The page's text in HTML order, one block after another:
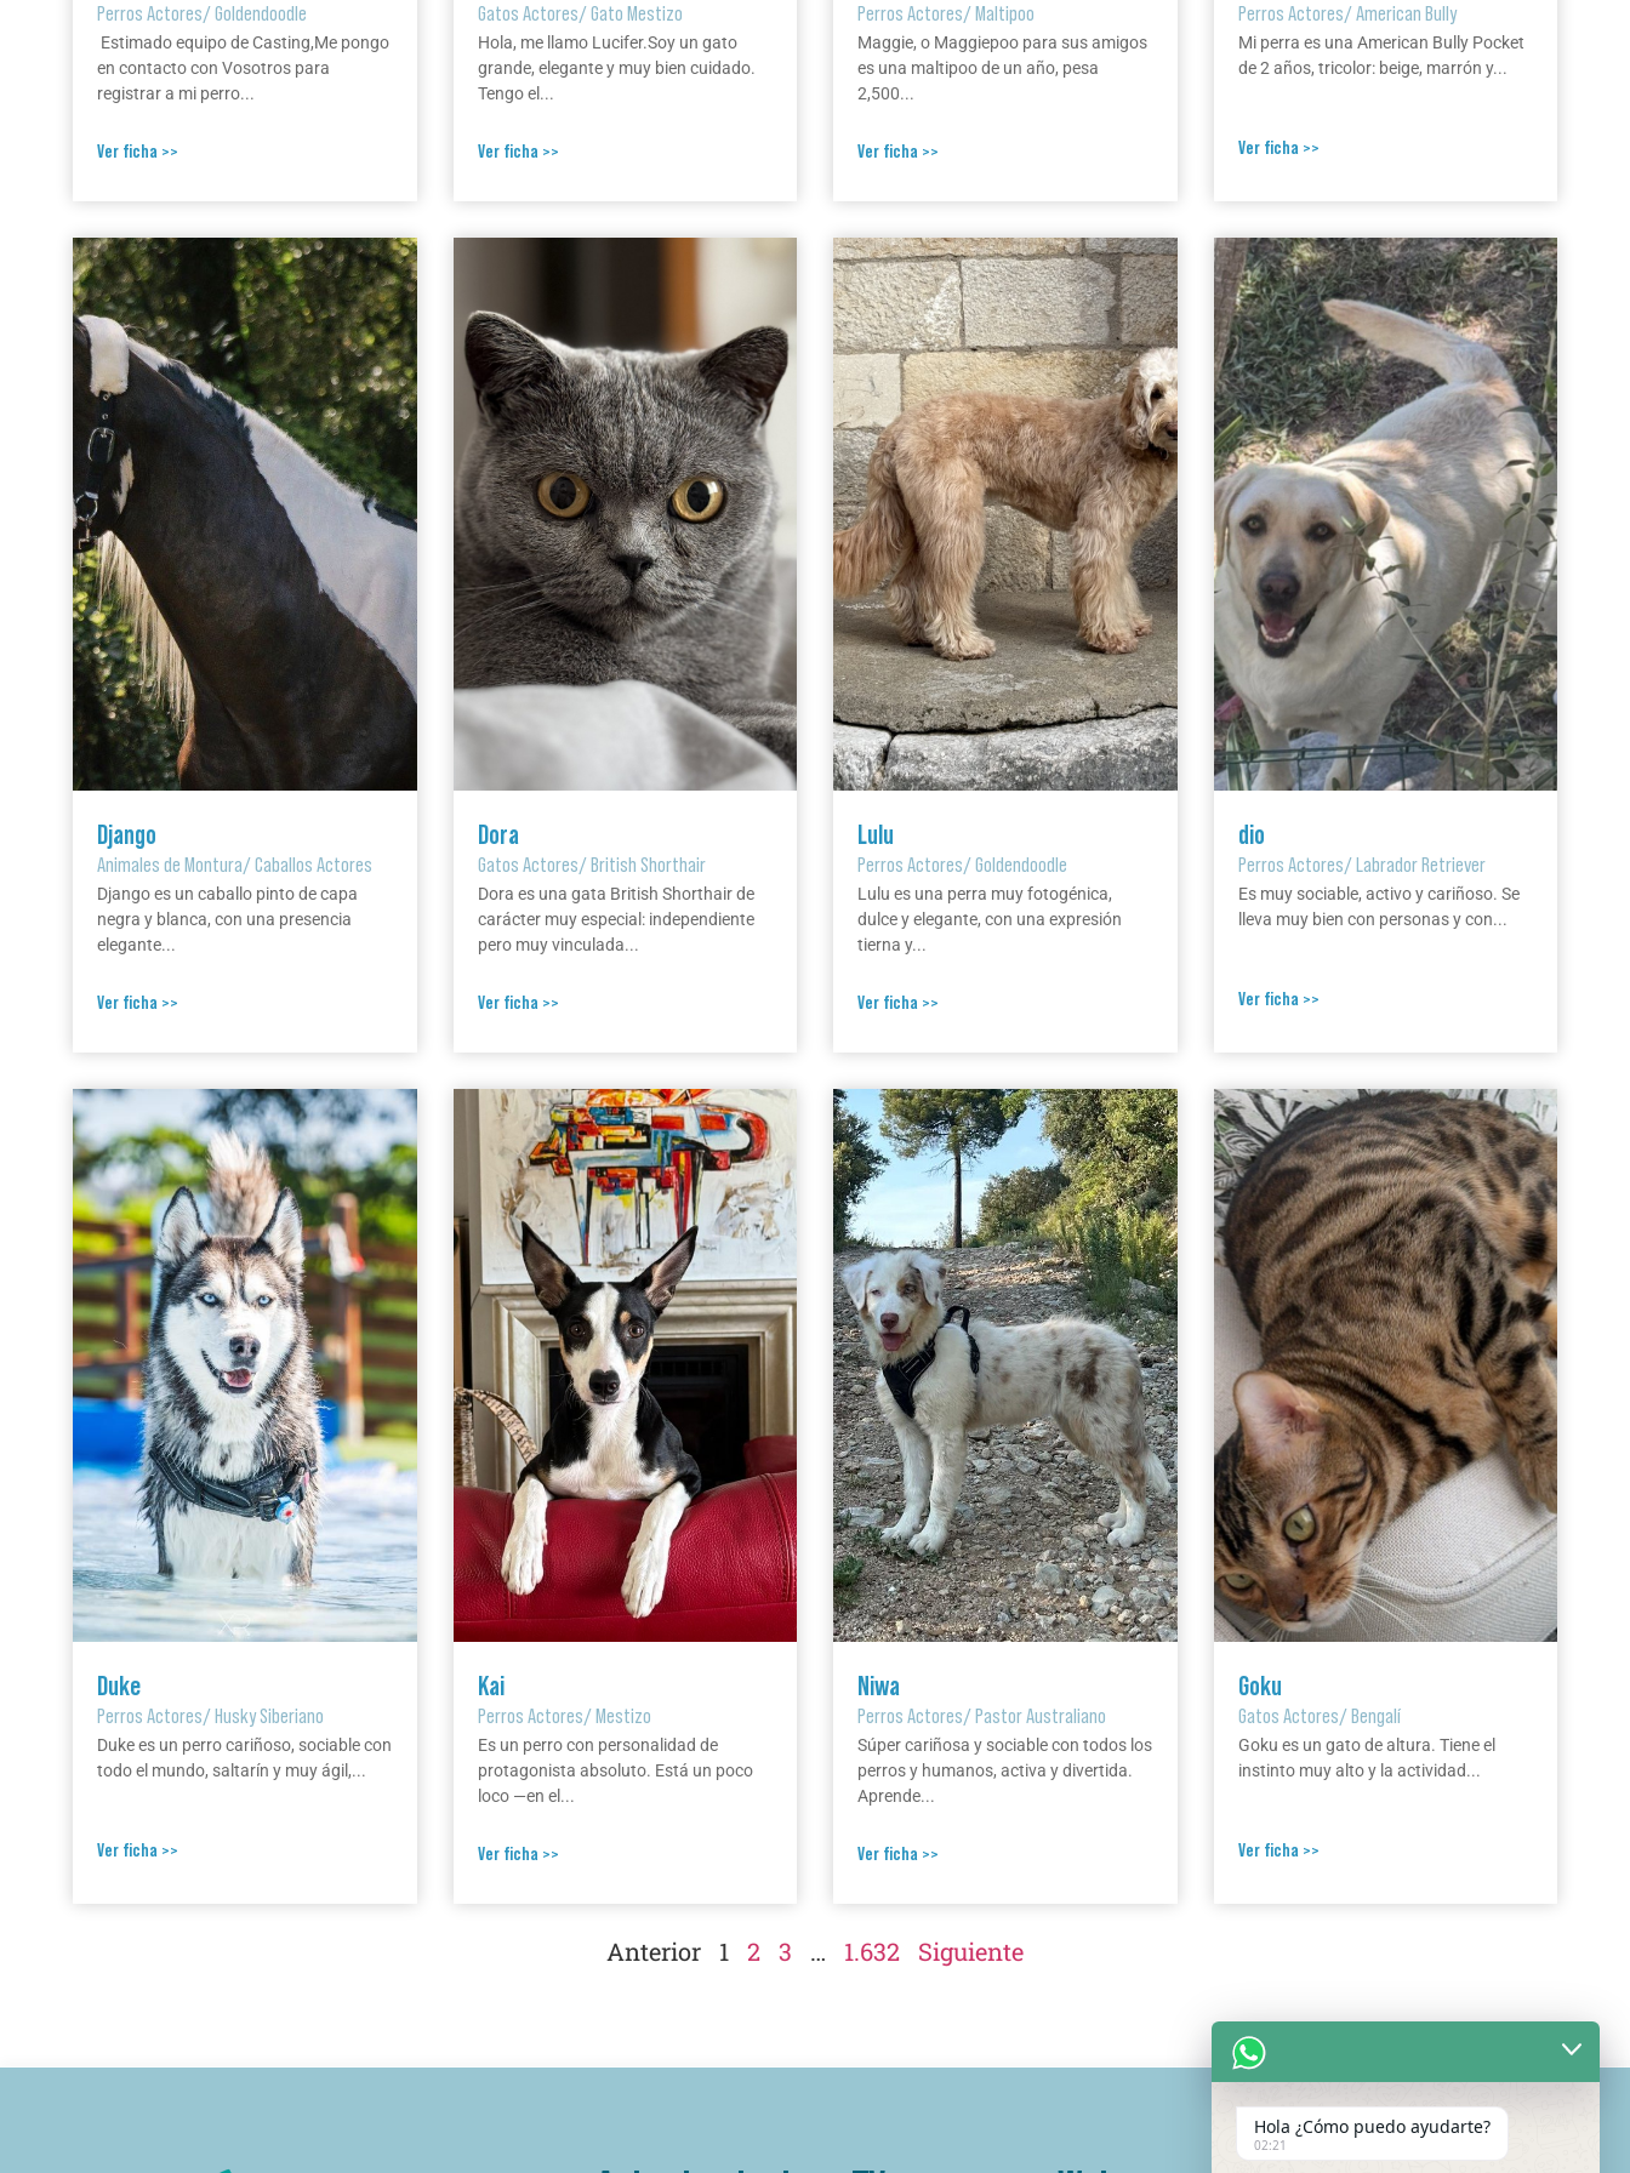
Perros Actores/Goldendoodle
Estimado equipo de Casting,Me pongo
en contacto con Vosotros para
registrar a mi perro...
Ver ficha >>
Gatos Actores/Gato Mestizo
Hola, me llamo Lucifer.Soy un gato
grande, elegante y muy bien cuidado.
Tengo el...
Ver ficha >>
Perros Actores/Maltipoo
Maggie, o Maggiepoo para sus amigos
es una maltipoo de un año, pesa
2,500...
Ver ficha >>
Perros Actores/American Bully
Mi perra es una American Bully Pocket
de 2 años, tricolor: beige, marrón y...
Ver ficha >>
Django
Animales de Montura/Caballos Actores
Django es un caballo pinto de capa
negra y blanca, con una presencia
elegante...
Ver ficha >>
Dora
Gatos Actores/British Shorthair
Dora es una gata British Shorthair de
carácter muy especial: independiente
pero muy vinculada...
Ver ficha >>
Lulu
Perros Actores/Goldendoodle
Lulu es una perra muy fotogénica,
dulce y elegante, con una expresión
tierna y...
Ver ficha >>
dio
Perros Actores/Labrador Retriever
Es muy sociable, activo y cariñoso. Se
lleva muy bien con personas y con...
Ver ficha >>
Duke
Perros Actores/Husky Siberiano
Duke es un perro cariñoso, sociable con
todo el mundo, saltarín y muy ágil,...
Ver ficha >>
Kai
Perros Actores/Mestizo
Es un perro con personalidad de
protagonista absoluto. Está un poco
loco —en el...
Ver ficha >>
Niwa
Perros Actores/Pastor Australiano
Súper cariñosa y sociable con todos los
perros y humanos, activa y divertida.
Aprende...
Ver ficha >>
Goku
Gatos Actores/Bengalí
Goku es un gato de altura. Tiene el
instinto muy alto y la actividad...
Ver ficha >>
Anterior 1 2 3 … 1.632 Siguiente
Hola ¿Cómo puedo ayudarte?
02:21